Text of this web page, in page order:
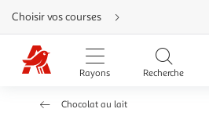
Aller
directement
au
contenu
Aller
directement
Aller
Choisir vos courses
Rayons Recherche
Chocolat au lait